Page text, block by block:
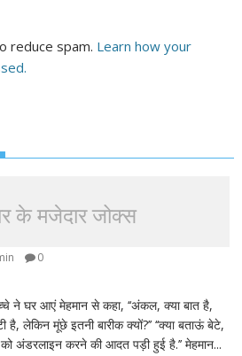
reduce spam. Learn how your
के मजेदार जोक्स
0
ने घर आएं मेहमान से कहा, ‘‘अंकल, क्या बात है,
लेकिन मूंछे इतनी बारीक क्यों?’’ ‘‘क्या बताऊं बेटे,
अंडरलाइन करने की आदत पड़ी हुई है.’’ मेहमान...